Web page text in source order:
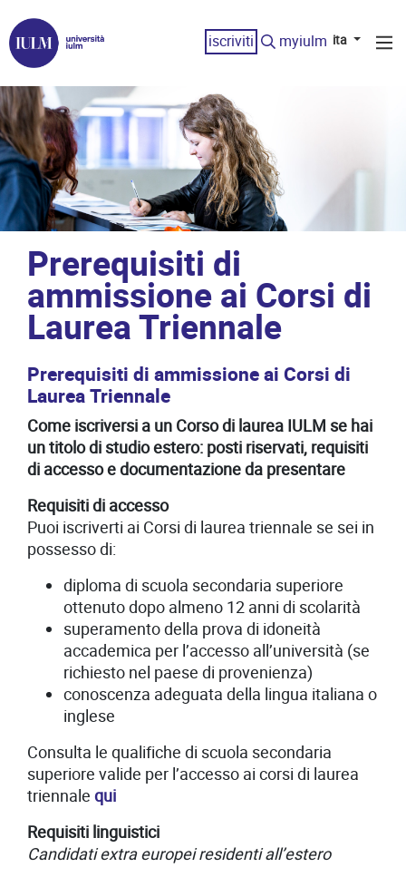
iscriviti myiulm ita
Prerequisiti di
ammissione ai Corsi di
Laurea Triennale
Prerequisiti di ammissione ai Corsi di
Laurea Triennale
Come iscriversi a un Corso di laurea IULM se hai
un titolo di studio estero: posti riservati, requisiti
di accesso e documentazione da presentare
Requisiti di accesso
Puoi iscriverti ai Corsi di laurea triennale se sei in
possesso di:
diploma di scuola secondaria superiore
ottenuto dopo almeno 12 anni di scolarità
superamento della prova di idoneità
accademica per l’accesso all’università (se
richiesto nel paese di provenienza)
conoscenza adeguata della lingua italiana o
inglese
Consulta le qualifiche di scuola secondaria
superiore valide per l’accesso ai corsi di laurea
triennale qui
Requisiti linguistici
Candidati extra europei residenti all’estero